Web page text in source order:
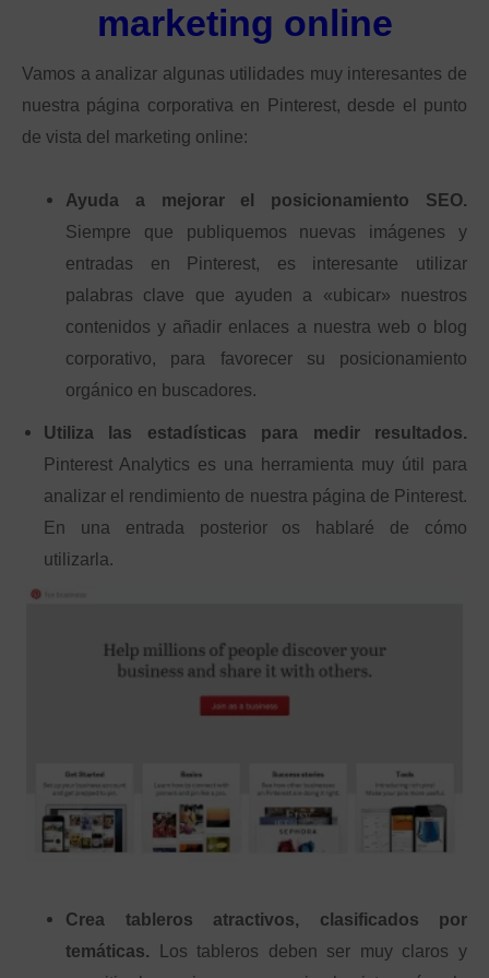
marketing online
Vamos a analizar algunas utilidades muy interesantes de
nuestra página corporativa en Pinterest, desde el punto
de vista del marketing online:
Ayuda a mejorar el posicionamiento SEO.
Siempre que publiquemos nuevas imágenes y
entradas en Pinterest, es interesante utilizar
palabras clave que ayuden a «ubicar» nuestros
contenidos y añadir enlaces a nuestra web o blog
corporativo, para favorecer su posicionamiento
orgánico en buscadores.
Utiliza las estadísticas para medir resultados.
Pinterest Analytics es una herramienta muy útil para
analizar el rendimiento de nuestra página de Pinterest.
En una entrada posterior os hablaré de cómo
utilizarla.
Crea tableros atractivos, clasificados por
temáticas.
Los tableros deben ser muy claros y